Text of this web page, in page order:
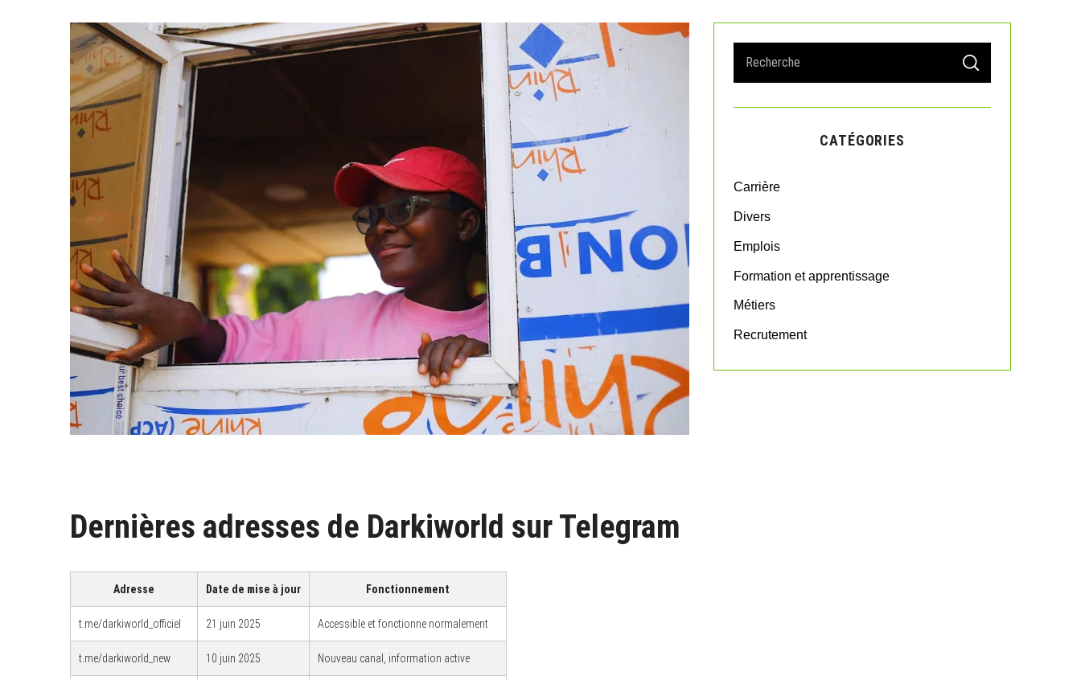
Dernières adresses de Darkiworld sur Telegram
Adresse Date de mise à jour Fonctionnement
t.me/darkiworld_officiel 21 juin 2025 Accessible et fonctionne normalement
t.me/darkiworld_new 10 juin 2025 Nouveau canal, information active
a
r
o
S
A
C
CATÉGORIES
Carrière
Divers
Emplois
Formation et apprentissage
Métiers
Recrutement